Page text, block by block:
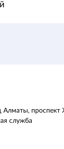
Алматы,
служба